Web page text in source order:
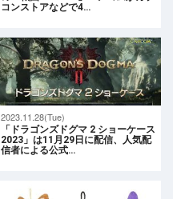
コンストアなどで4…
2023.11.28(Tue)
「ドラゴンズドグマ 2 ショーケース
2023」は11月29日に配信、人気配
信者による公式…